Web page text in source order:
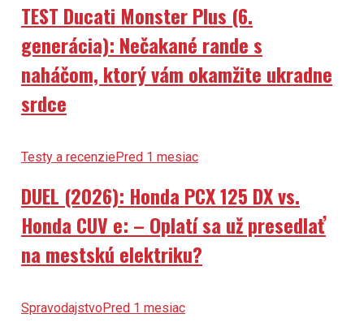
TEST Ducati Monster Plus (6.
generácia): Nečakané rande s
naháčom, ktorý vám okamžite ukradne
srdce
Testy a recenziePred 1 mesiac
DUEL (2026): Honda PCX 125 DX vs.
Honda CUV e: – Oplatí sa už presedlať
na mestskú elektriku?
SpravodajstvoPred 1 mesiac